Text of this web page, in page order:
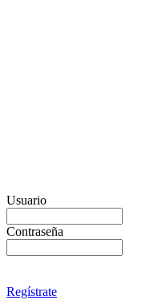
Usuario
Contraseña
Regístrate